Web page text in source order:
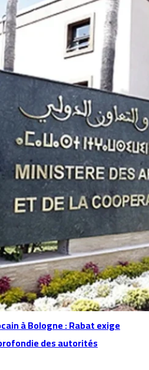
à Bologne : Rabat exige
des autorités